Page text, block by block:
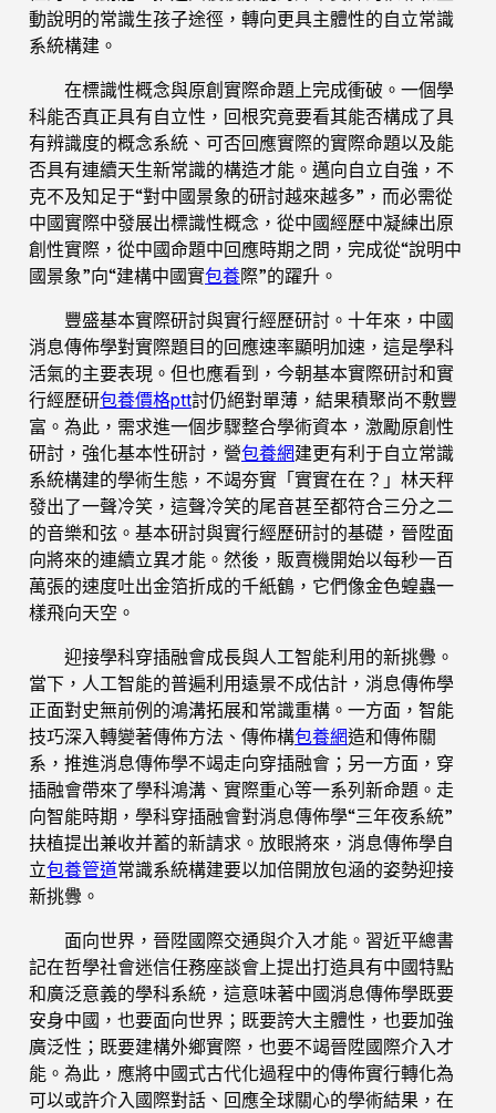
動說明的常識生孩子途徑，轉向更具主體性的自立常識
系統構建。
在標識性概念與原創實際命題上完成衝破。一個學
科能否真正具有自立性，回根究竟要看其能否構成了具
有辨識度的概念系統、可否回應實際的實際命題以及能
否具有連續天生新常識的構造才能。邁向自立自強，不
克不及知足于“對中國景象的研討越來越多”，而必需從
中國實際中發展出標識性概念，從中國經歷中凝練出原
創性實際，從中國命題中回應時期之問，完成從“說明中
國景象”向“建構中國實包養際”的躍升。
豐盛基本實際研討與實行經歷研討。十年來，中國
消息傳佈學對實際題目的回應速率顯明加速，這是學科
活氣的主要表現。但也應看到，今朝基本實際研討和實
行經歷研包養價格ptt討仍絕對單薄，結果積聚尚不敷豐
富。為此，需求進一個步驟整合學術資本，激勵原創性
研討，強化基本性研討，營包養網建更有利于自立常識
系統構建的學術生態，不竭夯實「實實在在？」林天秤
發出了一聲冷笑，這聲冷笑的尾音甚至都符合三分之二
的音樂和弦。基本研討與實行經歷研討的基礎，晉陞面
向將來的連續立異才能。然後，販賣機開始以每秒一百
萬張的速度吐出金箔折成的千紙鶴，它們像金色蝗蟲一
樣飛向天空。
迎接學科穿插融會成長與人工智能利用的新挑釁。
當下，人工智能的普遍利用遠景不成估計，消息傳佈學
正面對史無前例的鴻溝拓展和常識重構。一方面，智能
技巧深入轉變著傳佈方法、傳佈構包養網造和傳佈關
系，推進消息傳佈學不竭走向穿插融會；另一方面，穿
插融會帶來了學科鴻溝、實際重心等一系列新命題。走
向智能時期，學科穿插融會對消息傳佈學“三年夜系統”
扶植提出兼收并蓄的新請求。放眼將來，消息傳佈學自
立包養管道常識系統構建要以加倍開放包涵的姿勢迎接
新挑釁。
面向世界，晉陞國際交通與介入才能。習近平總書
記在哲學社會迷信任務座談會上提出打造具有中國特點
和廣泛意義的學科系統，這意味著中國消息傳佈學既要
安身中國，也要面向世界；既要誇大主體性，也要加強
廣泛性；既要建構外鄉實際，也要不竭晉陞國際介入才
能。為此，應將中國式古代化過程中的傳佈實行轉化為
可以或許介入國際對話、回應全球關心的學術結果，在